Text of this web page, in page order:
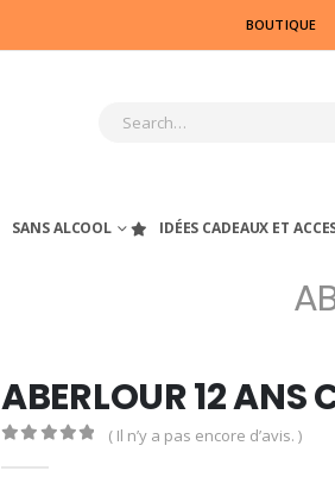
BOUTIQUE
SANS ALCOOL IDÉES CADEAUX ET
ABERLOUR 12 ANS
( Il n’y a pas encore d’avis. )